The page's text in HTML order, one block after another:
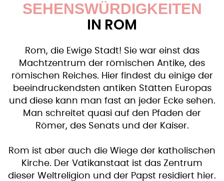
SEHENSWÜRDIGKEITEN
IN ROM
Rom, die Ewige Stadt! Sie war einst das
Machtzentrum der römischen Antike, des
römischen Reiches. Hier findest du einige der
beeindruckendsten antiken Stätten Europas
und diese kann man fast an jeder Ecke sehen.
Man schreitet quasi auf den Pfaden der
Römer, des Senats und der Kaiser.
Rom ist aber auch die Wiege der katholischen
Kirche. Der Vatikanstaat ist das Zentrum
dieser Weltreligion und der Papst residiert hier.